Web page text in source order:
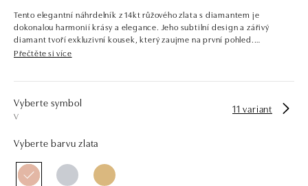
Tento elegantní náhrdelník z 14kt růžového zlata s diamantem je
dokonalou harmonií krásy a elegance. Jeho subtilní design a zářivý
diamant tvoří exkluzivní kousek, který zaujme na první pohled.
zásnubní prsten nebo diamantový náramek či náhrdelník, nedarujete s
námi pouze šperk, ale také chytrou investici.
Přečtěte si více
Vyberte symbol
V
11 variant
Vyberte barvu zlata